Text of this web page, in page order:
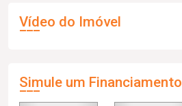
Vídeo do Imóvel
Simule um Financiamento